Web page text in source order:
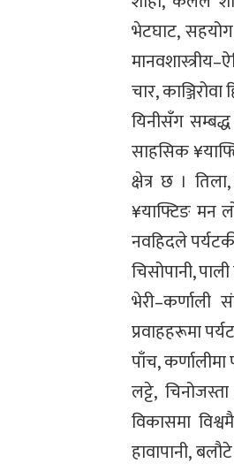
भेटघाट,
चार,
यिनीसँग
साहसिक
क्षेत्र छ ।
¥याफ्टिङ मन
नवहिदले
चिसोपानी,
भेरी–कर्णाली
प्रवाहहरूमा
पाँच,
लट्टे,
विकासमा
हावापानी,